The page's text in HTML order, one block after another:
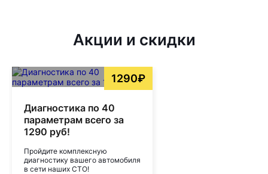
Акции и скидки
1290₽
Диагностика по 40
параметрам всего за
1290 руб!
Пройдите комплексную
диагностику вашего автомобиля
в сети наших СТО!